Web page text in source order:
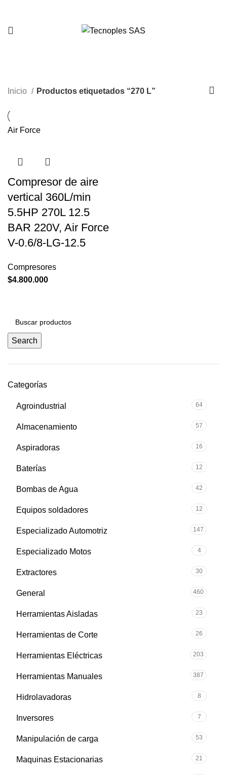
Search
Categorías
Agroindustrial 64
Almacenamiento 57
Aspiradoras 16
Baterías 12
Bombas de Agua 42
Equipos soldadores 12
Especializado Automotriz 147
Especializado Motos 4
Extractores 30
General 460
Herramientas Aisladas 23
Herramientas de Corte 26
Herramientas Eléctricas 203
Herramientas Manuales 387
Hidrolavadoras 8
Inversores 7
Manipulación de carga 53
Maquinas Estacionarias 21
Inicio Productos etiquetados “270 L”
Air Force
Compresor de aire
vertical 360L/min
5.5HP 270L 12.5
BAR 220V, Air Force
V-0.6/8-LG-12.5
Compresores
$4.800.000